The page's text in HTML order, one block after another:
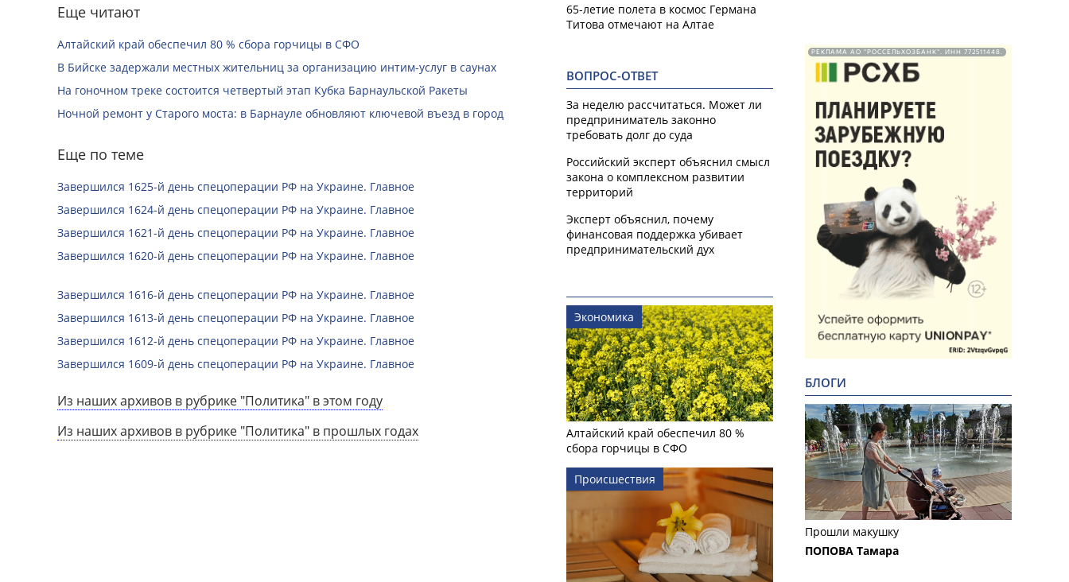
Еще читают
Алтайский край обеспечил 80 % сбора горчицы в СФО
В Бийске задержали местных жительниц за организацию интим-услуг в саунах
На гоночном треке состоится четвертый этап Кубка Барнаульской Ракеты
Ночной ремонт у Старого моста: в Барнауле обновляют ключевой въезд в город
Еще по теме
Завершился 1625-й день спецоперации РФ на Украине. Главное
Завершился 1624-й день спецоперации РФ на Украине. Главное
Завершился 1621-й день спецоперации РФ на Украине. Главное
Завершился 1620-й день спецоперации РФ на Украине. Главное
Завершился 1616-й день спецоперации РФ на Украине. Главное
Завершился 1613-й день спецоперации РФ на Украине. Главное
Завершился 1612-й день спецоперации РФ на Украине. Главное
Завершился 1609-й день спецоперации РФ на Украине. Главное
Из наших архивов в рубрике "Политика" в этом году
Из наших архивов в рубрике "Политика" в прошлых годах
65-летие полета в космос Германа
Титова отмечают на Алтае
ВОПРОС-ОТВЕТ
За неделю рассчитаться. Может ли
предприниматель законно
требовать долг до суда
Российский эксперт объяснил смысл
закона о комплексном развитии
территорий
Эксперт объяснил, почему
финансовая поддержка убивает
предпринимательский дух
Экономика
Алтайский край обеспечил 80 %
сбора горчицы в СФО
Происшествия
РЕКЛАМА АО "РОССЕЛЬХОЗБАНК". ИНН 772511448.
БЛОГИ
Прошли макушку
ПОПОВА Тамара